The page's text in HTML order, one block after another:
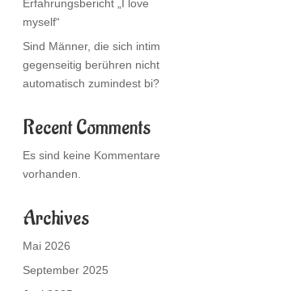
Erfahrungsbericht „I love
myself“
Sind Männer, die sich intim
gegenseitig berühren nicht
automatisch zumindest bi?
Recent Comments
Es sind keine Kommentare
vorhanden.
Archives
Mai 2026
September 2025